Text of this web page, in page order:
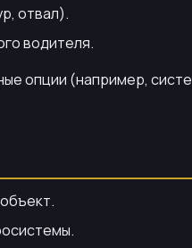
отвал).
водителя.
опции (например,